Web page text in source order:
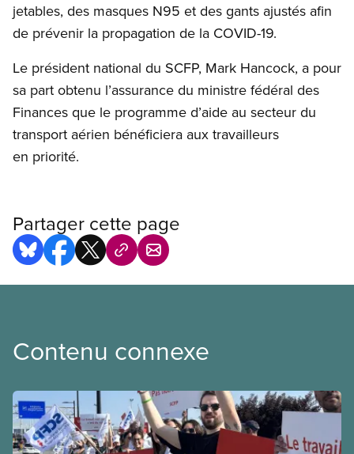
jetables, des masques N95 et des gants ajustés afin
de prévenir la propagation de la COVID-19.
Le président national du SCFP, Mark Hancock, a pour
sa part obtenu l’assurance du ministre fédéral des
Finances que le programme d’aide au secteur du
transport aérien bénéficiera aux travailleurs
en priorité.
Partager cette page
Contenu connexe